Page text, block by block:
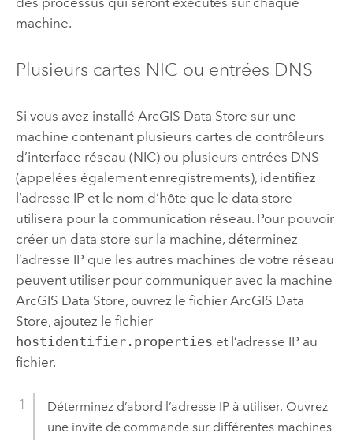
machine.
Plusieurs cartes NIC ou entrées DNS
Si vous avez installé ArcGIS Data Store sur une
machine contenant plusieurs cartes de contrôleurs
d’interface réseau (NIC) ou plusieurs entrées DNS
(appelées également enregistrements), identifiez
l’adresse IP et le nom d’hôte que le data store
utilisera pour la communication réseau. Pour pouvoir
créer un data store sur la machine, déterminez
l’adresse IP que les autres machines de votre réseau
peuvent utiliser pour communiquer avec la machine
ArcGIS Data Store, ouvrez le fichier ArcGIS Data
Store, ajoutez le fichier
hostidentifier.properties et l’adresse IP au
fichier.
Déterminez d’abord l’adresse IP à utiliser. Ouvrez
une invite de commande sur différentes machines